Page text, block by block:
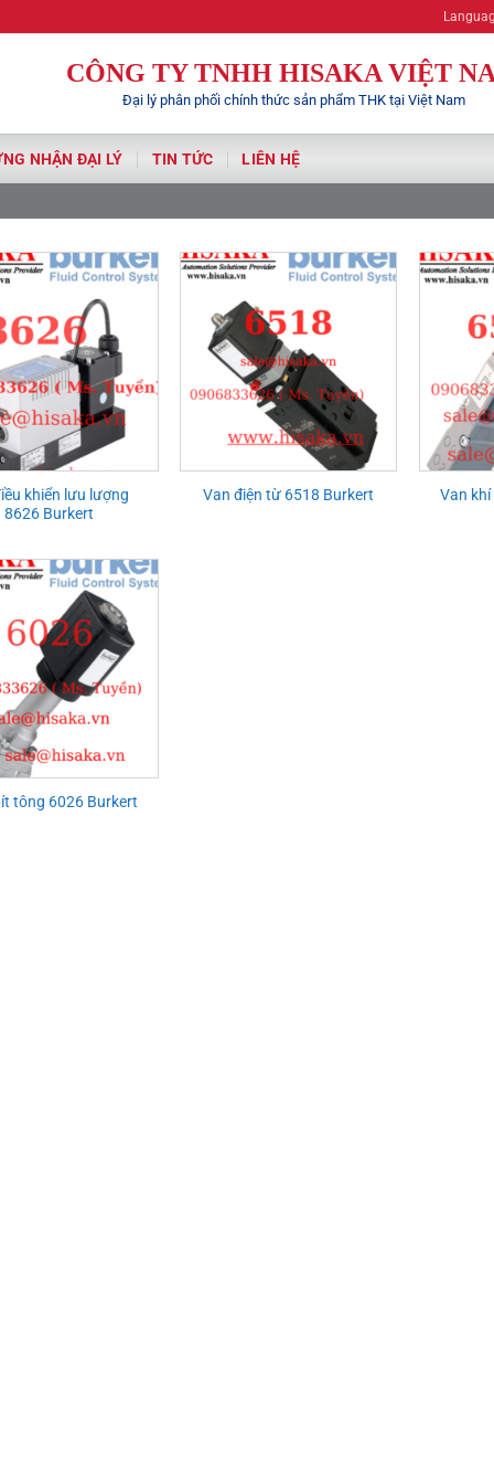
CÔNG TY TNHH HISAKA VIỆT
Đại lý phân phối chính thức sản phẩm THK tại Việt Nam
NHẬN ĐẠI LÝ TIN TỨC LIÊN HỆ
khiển lưu lượng
8626 Burkert
Van điện từ 6518 Burkert Van
tông 6026 Burkert